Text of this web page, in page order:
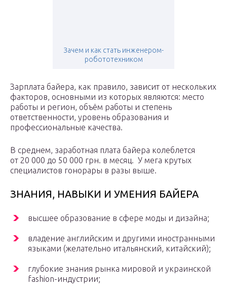
Зачем и как стать инженером-
робототехником
Зарплата байера, как правило, зависит от нескольких
факторов, основными из которых являются: место
работы и регион, объём работы и степень
ответственности, уровень образования и
профессиональные качества.
В среднем, заработная плата байера колеблется
от 20 000 до 50 000 грн. в месяц. У мега крутых
специалистов гонорары в разы выше.
ЗНАНИЯ, НАВЫКИ И УМЕНИЯ БАЙЕРА
высшее образование в сфере моды и дизайна;
владение английским и другими иностранными
языками (желательно итальянский, китайский);
глубокие знания рынка мировой и украинской
fashion-индустрии;